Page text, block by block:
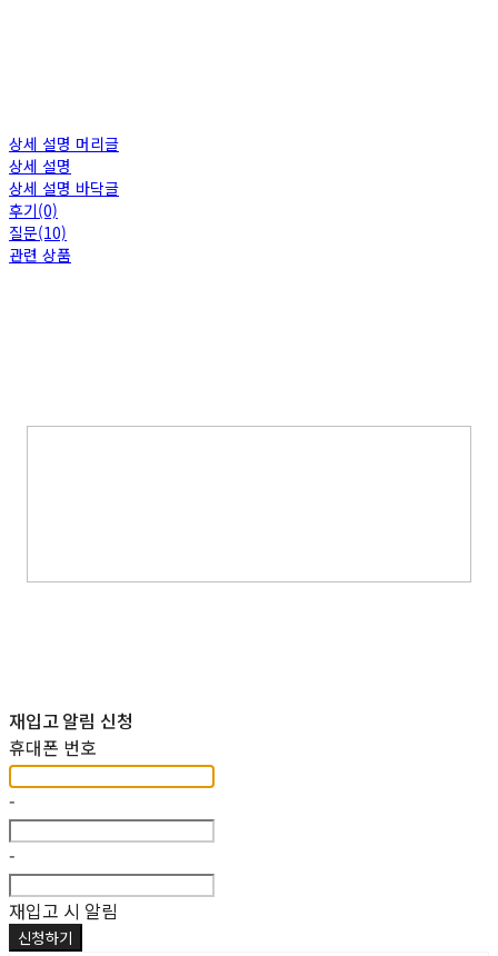
상세 설명 머리글
상세 설명
상세 설명 바닥글
후기(0)
질문(10)
관련 상품
재입고 알림 신청
휴대폰 번호
-
-
재입고 시 알림
신청하기